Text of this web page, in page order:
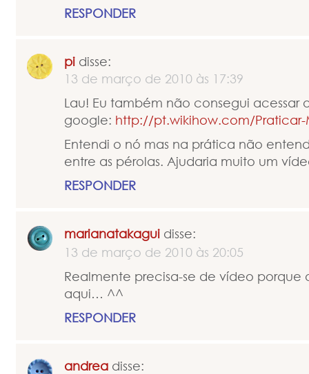
RESPONDER
pi disse:
13 de março de 2010 às 17:39
Lau! Eu também não consegui acessar
google: http://pt.wikihow.com/Praticar-
Entendi o nó mas na prática não
entre as pérolas. Ajudaria muito um
RESPONDER
marianatakagui disse:
13 de março de 2010 às 20:05
Realmente precisa-se de vídeo porque
aqui… ^^
RESPONDER
andrea disse: